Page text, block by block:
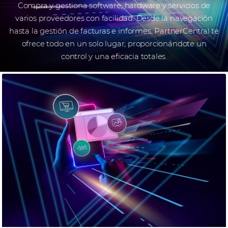
Compra y gestiona software, hardware y servicios de
varios proveedores con facilidad. Desde la navegación
hasta la gestión de facturas e informes, PartnerCentral te
ofrece todo en un solo lugar, proporcionándote un
control y una eficacia totales.